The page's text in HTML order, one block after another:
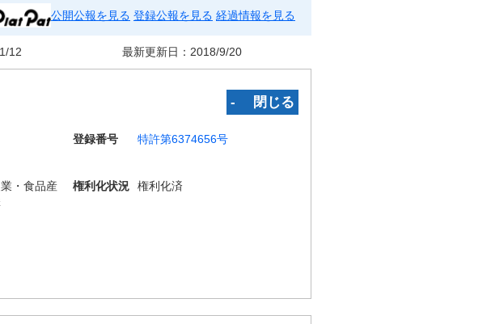
公開公報を見る 登録公報を見る 経過情報を見る
12 最新更新日： 2018/9/20
‐ 閉じる
登録番号
特許第6374656号
・食品産
権利化状況 権利化済